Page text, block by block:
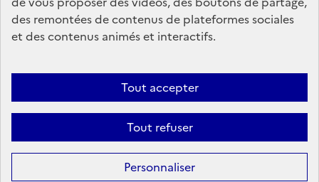
des remontées de contenus de plateformes sociales
et des contenus animés et interactifs.
Tout accepter
Tout refuser
Personnaliser
service-public.gouv.fr
Contact Mentions légales
Accessibilité : partiellement conforme
Politique générale de protection des données
des témoins de connexion (cookies)
Plan du site
Sauf mention contraire, tous les contenus de ce site sont sous